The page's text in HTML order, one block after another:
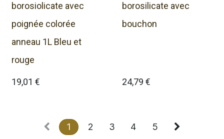
borosiolicate avec
poignée colorée
anneau 1L Bleu et
rouge
19,01 €
borosilicate avec
bouchon
24,79 €
1 2 3 4 5